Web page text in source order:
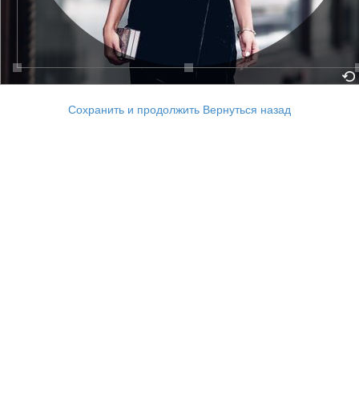
Сохранить и продолжить Вернуться назад